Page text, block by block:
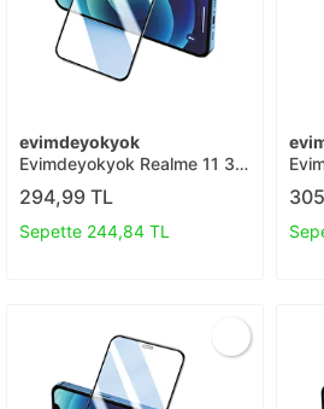
evimdeyokyok
Evimdeyokyok Realme 11 3d
Antistatik Seramik Nano
Ekran Koruyucu T20
294,99 TL
Sepette 244,84 TL